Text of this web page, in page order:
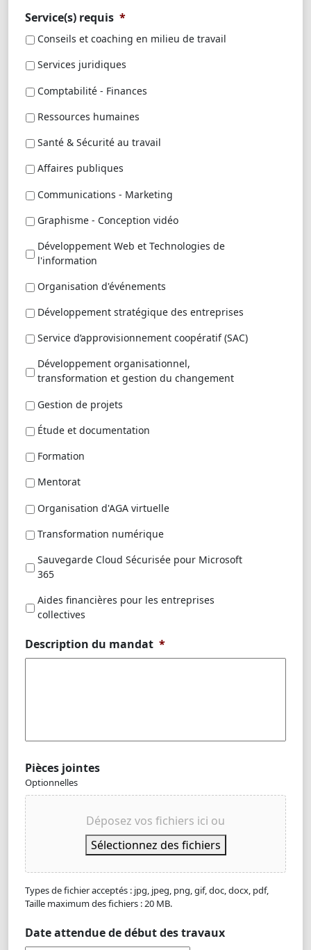
Service(s) requis *
Conseils et coaching en milieu de travail
Services juridiques
Comptabilité - Finances
Ressources humaines
Santé & Sécurité au travail
Affaires publiques
Communications - Marketing
Graphisme - Conception vidéo
Développement Web et Technologies de
l'information
Organisation d'événements
Développement stratégique des entreprises
Service d’approvisionnement coopératif (SAC)
Développement organisationnel,
transformation et gestion du changement
Gestion de projets
Étude et documentation
Formation
Mentorat
Organisation d'AGA virtuelle
Transformation numérique
Sauvegarde Cloud Sécurisée pour Microsoft
365
Aides financières pour les entreprises
collectives
Description du mandat *
Pièces jointes
Optionnelles
Déposez vos fichiers ici ou
Sélectionnez des fichiers
Types de fichier acceptés : jpg, jpeg, png, gif, doc, docx, pdf,
Taille maximum des fichiers : 20 MB.
Date attendue de début des travaux